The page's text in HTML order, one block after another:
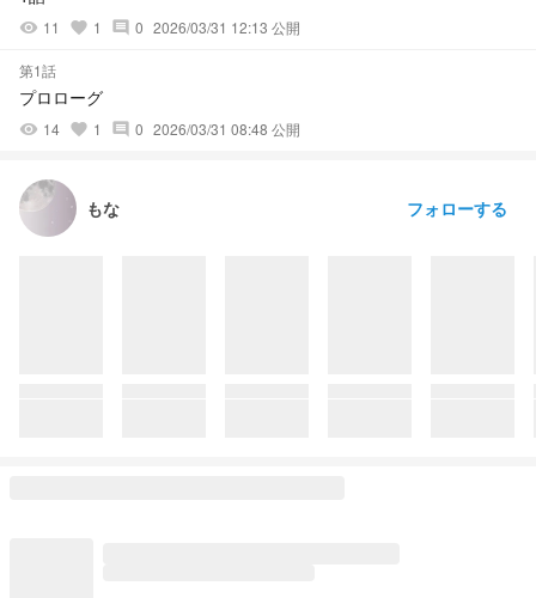
visibility 11 favorite 1 comment 0 2026/03/31 12:13 公開
第1話
プロローグ
visibility 14 favorite 1 comment 0 2026/03/31 08:48 公開
もな フォローする